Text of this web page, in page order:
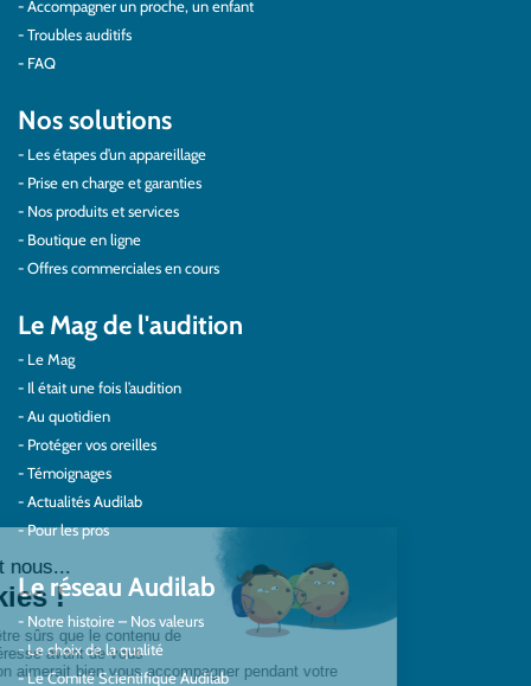
Accompagner un proche, un enfant
Troubles auditifs
FAQ
Nos solutions
Les étapes d’un appareillage
Prise en charge et garanties
Nos produits et services
Boutique en ligne
Offres commerciales en cours
Le Mag de l'audition
Le Mag
Il était une fois l’audition
Au quotidien
Protéger vos oreilles
Témoignages
Actualités Audilab
Pour les pros
Le réseau Audilab
Notre histoire – Nos valeurs
Le choix de la qualité
Le Comité Scientifique Audilab